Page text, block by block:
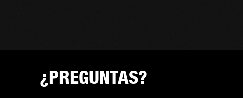
¿PREGUNTAS?